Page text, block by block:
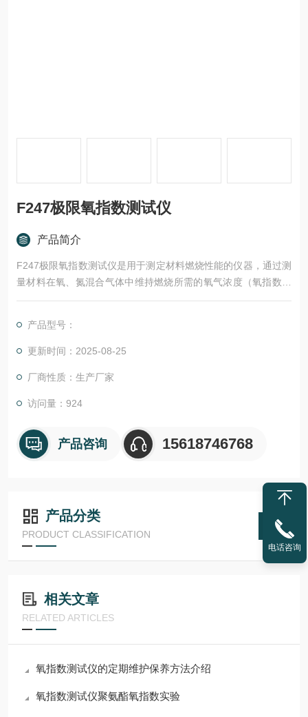
F247极限氧指数测试仪
产品简介
F247极限氧指数测试仪是用于测定材料燃烧性能的仪器，通过测
量材料在氧、氮混合气体中维持燃烧所需的氧气浓度（氧指数）
来评估其阻燃性能。该仪器广泛应用于纺织品、塑料、橡胶等材
产品型号：
更新时间：2025-08-25
厂商性质：生产厂家
访问量：924
产品咨询 15618746768
产品分类
PRODUCT CLASSIFICATION
相关文章
RELATED ARTICLES
氧指数测试仪的定期维护保养方法介绍
氧指数测试仪聚氨酯氧指数实验
电话咨询